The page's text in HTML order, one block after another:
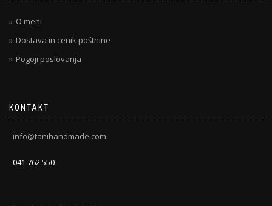
O meni
Dostava in cenik poštnine
Pogoji poslovanja
KONTAKT
info@tanihandmade.com
041 762 550